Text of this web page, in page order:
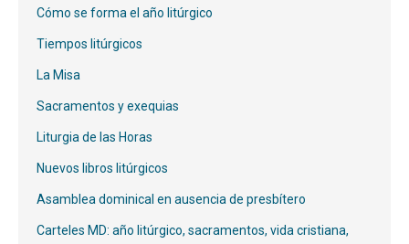
ACTUALIDAD
BLOG
CONTACTO
MI CUENTA
ESP
Cómo se forma el año litúrgico
Tiempos litúrgicos
La Misa
Sacramentos y exequias
Liturgia de las Horas
Nuevos libros litúrgicos
Asamblea dominical en ausencia de presbítero
Carteles MD: año litúrgico, sacramentos, vida cristiana,